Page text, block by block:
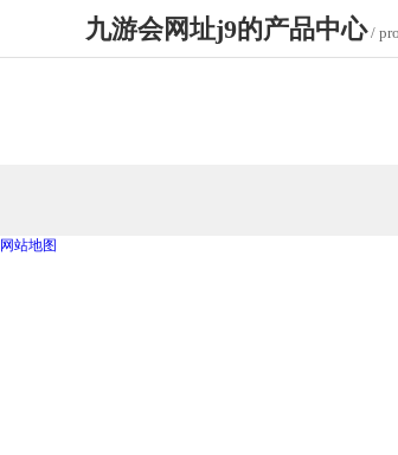
九游会网址j9的产品中心/
网站地图